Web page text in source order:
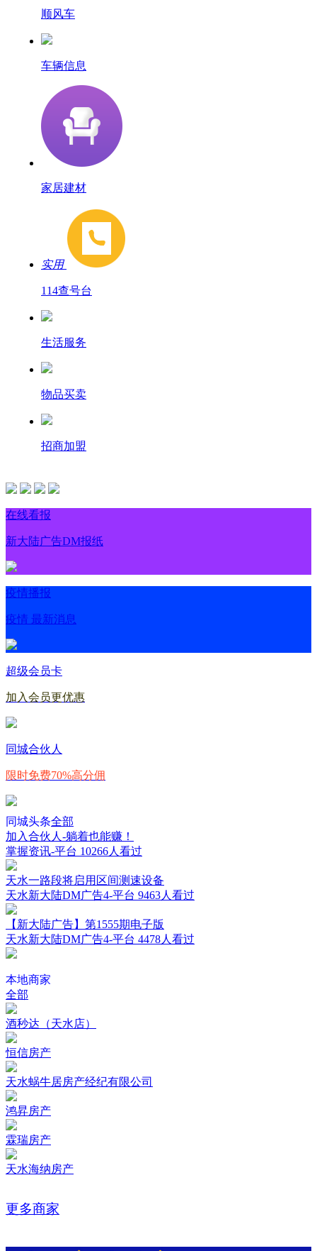
顺风车
车辆信息
家居建材
实用
114查号台
生活服务
物品买卖
招商加盟
在线看报
新大陆广告DM报纸
疫情播报
疫情 最新消息
超级会员卡
加入会员更优惠
同城合伙人
限时免费70%高分佣
同城头条全部
加入合伙人-躺着也能赚！
掌握资讯-平台 10266人看过
天水一路段将启用区间测速设备
天水新大陆DM广告4-平台 9463人看过
【新大陆广告】第1555期电子版
天水新大陆DM广告4-平台 4478人看过
本地商家
全部
酒秒达（天水店）
恒信房产
天水蜗牛居房产经纪有限公司
鸿昇房产
霖瑞房产
天水海纳房产
更多商家